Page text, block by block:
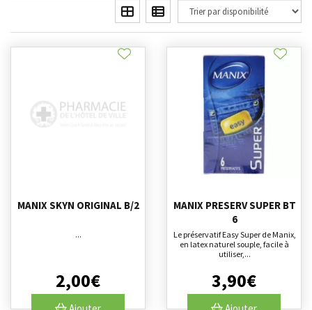
MANIX SKYN ORIGINAL B/2
...
2,00€
MANIX PRESERV SUPER BT
6
Le préservatif Easy Super de Manix,
en latex naturel souple, facile à
utiliser,...
3,90€